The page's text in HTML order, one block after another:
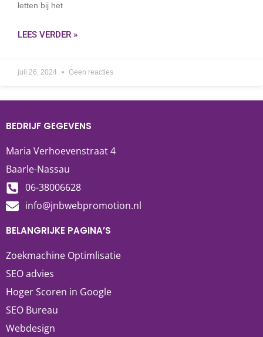
letten bij het
LEES VERDER »
juli 26, 2024 Geen reacties
BEDRIJF GEGEVENS
Maria Verhoevenstraat 4
Baarle-Nassau
06-38006628
info@jnbwebpromotion.nl
BELANGRIJKE PAGINA’S
Zoekmachine Optimlisatie
SEO advies
Hoger Scoren in Google
SEO Bureau
Webdesign